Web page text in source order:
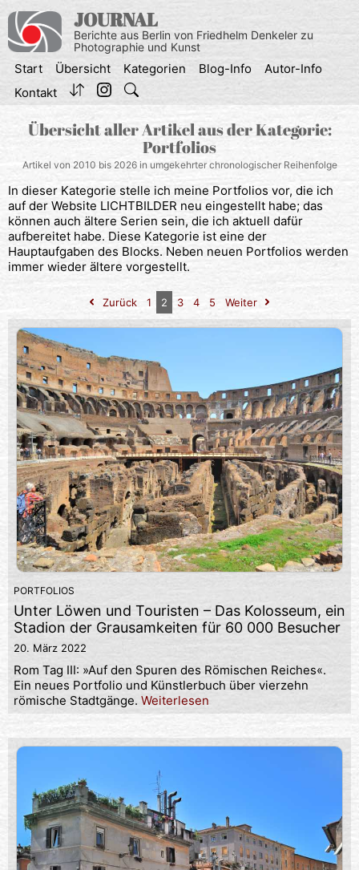
Inhalt
springen
JOURNAL
Berichte aus Berlin von Friedhelm Denkeler zu
Photographie und Kunst
Start Übersicht Kategorien Blog-Info
Autor-Info
Kontakt
Übersicht aller Artikel aus der Kategorie:
Portfolios
Artikel von 2010 bis 2026 in umgekehrter chronologischer Reihenfolge
In dieser Kategorie stelle ich meine Portfolios vor, die ich
auf der Website LICHTBILDER neu eingestellt habe; das
können auch ältere Serien sein, die ich aktuell dafür
aufbereitet habe. Diese Kategorie ist eine der
Hauptaufgaben des Blocks. Neben neuen Portfolios werden
immer wieder ältere vorgestellt.
Zurück 1 2 3 4 5 Weiter
PORTFOLIOS
Unter Löwen und Touristen – Das Kolosseum, ein
Stadion der Grausamkeiten für 60 000 Besucher
20. März 2022
Rom Tag III: »Auf den Spuren des Römischen Reiches«.
Ein neues Portfolio und Künstlerbuch über vierzehn
römische Stadtgänge. Weiterlesen